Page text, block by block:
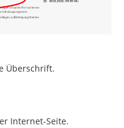
Überschrift.
Internet-Seite.